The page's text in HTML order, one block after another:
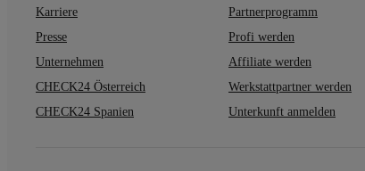
Karriere
Presse
Unternehmen
CHECK24 Österreich
CHECK24 Spanien
Partnerprogramm
Profi werden
Affiliate werden
Werkstattpartner werden
Unterkunft anmelden